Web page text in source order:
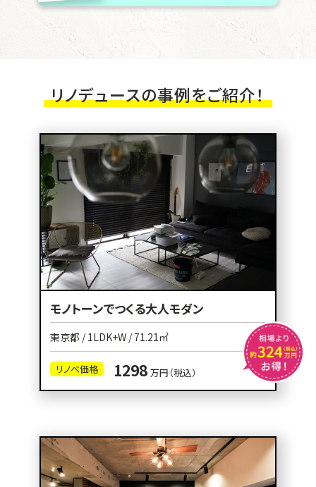
リノデュースの事例をご紹介！
モノトーンでつくる大人モダン
東京都 / 1LDK+W / 71.21㎡
リノベ価格 1298 万円（税込）